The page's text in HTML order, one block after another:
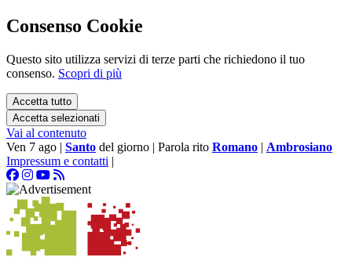
Consenso Cookie
Questo sito utilizza servizi di terze parti che richiedono il tuo
consenso. Scopri di più
Accetta tutto
Accetta selezionati
Vai al contenuto
Ven 7 ago | Santo del giorno | Parola rito Romano | Ambrosiano
Impressum e contatti |